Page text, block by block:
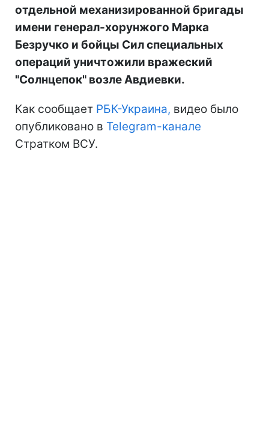
отдельной механизированной бригады
имени генерал-хорунжого Марка
Безручко и бойцы Сил специальных
операций уничтожили вражеский
"Солнцепок" возле Авдиевки.
Как сообщает РБК-Украина, видео было
опубликовано в Telegram-канале
Стратком ВСУ.